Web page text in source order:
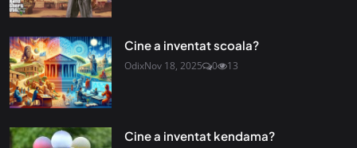
Cine a inventat scoala?
OdixNov 18, 2025 0 13
Cine a inventat kendama?